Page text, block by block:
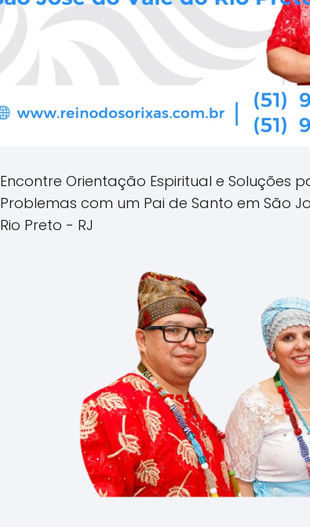
Encontre Orientação Espiritual e Soluções
Problemas com um Pai de Santo em São
Rio Preto - RJ